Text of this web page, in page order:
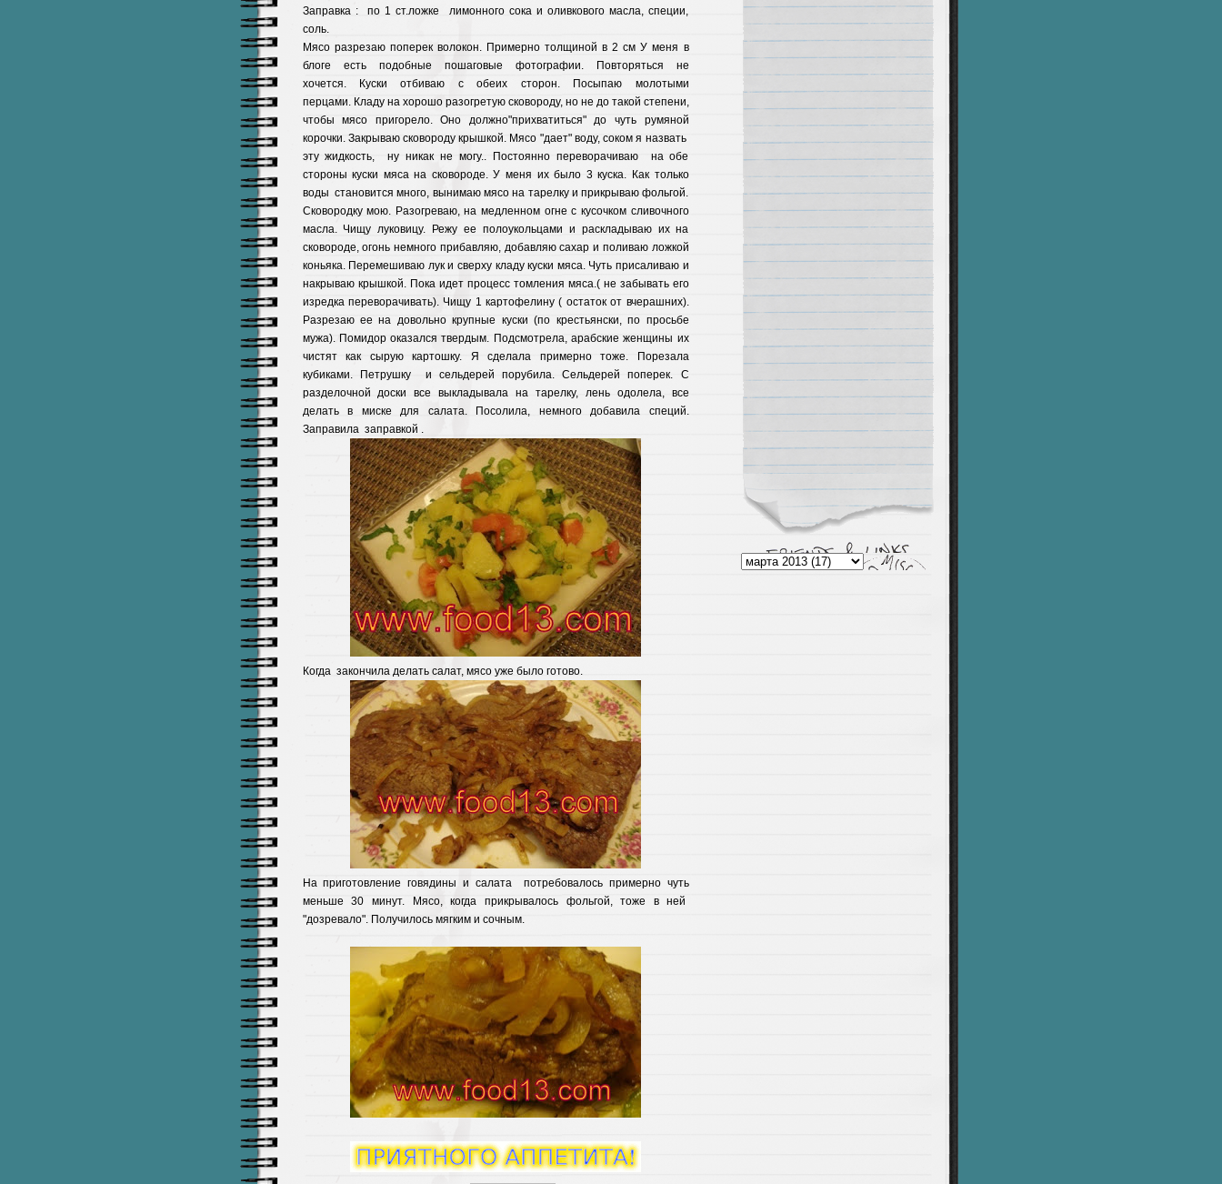
Заправка : по 1 ст.ложке лимонного сока и оливкового масла, специи,
соль.
Мясо разрезаю поперек волокон. Примерно толщиной в 2 см У меня в
блоге есть подобные пошаговые фотографии. Повторяться не
хочется. Куски отбиваю с обеих сторон. Посыпаю молотыми
перцами. Кладу на хорошо разогретую сковороду, но не до такой степени,
чтобы мясо пригорело. Оно должно"прихватиться" до чуть румяной
корочки. Закрываю сковороду крышкой. Мясо "дает" воду, соком я назвать
эту жидкость, ну никак не могу.. Постоянно переворачиваю на обе
стороны куски мяса на сковороде. У меня их было 3 куска. Как только
воды становится много, вынимаю мясо на тарелку и прикрываю фольгой.
Сковородку мою. Разогреваю, на медленном огне с кусочком сливочного
масла. Чищу луковицу. Режу ее полоукольцами и раскладываю их на
сковороде, огонь немного прибавляю, добавляю сахар и поливаю ложкой
коньяка. Перемешиваю лук и сверху кладу куски мяса. Чуть присаливаю и
накрываю крышкой. Пока идет процесс томления мяса.( не забывать его
изредка переворачивать). Чищу 1 картофелину ( остаток от вчерашних).
Разрезаю ее на довольно крупные куски (по крестьянски, по просьбе
мужа). Помидор оказался твердым. Подсмотрела, арабские женщины их
чистят как сырую картошку. Я сделала примерно тоже. Порезала
кубиками. Петрушку и сельдерей порубила. Сельдерей поперек. С
разделочной доски все выкладывала на тарелку, лень одолела, все
делать в миске для салата. Посолила, немного добавила специй.
Заправила заправкой .
Когда закончила делать салат, мясо уже было готово.
На приготовление говядины и салата потребовалось примерно чуть
меньше 30 минут. Мясо, когда прикрывалось фольгой, тоже в ней
"дозревало". Получилось мягким и сочным.